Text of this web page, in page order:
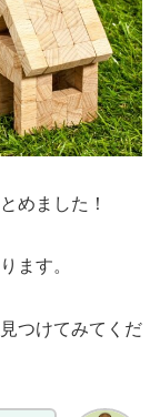
めました！
ます。
つけてみてくだ